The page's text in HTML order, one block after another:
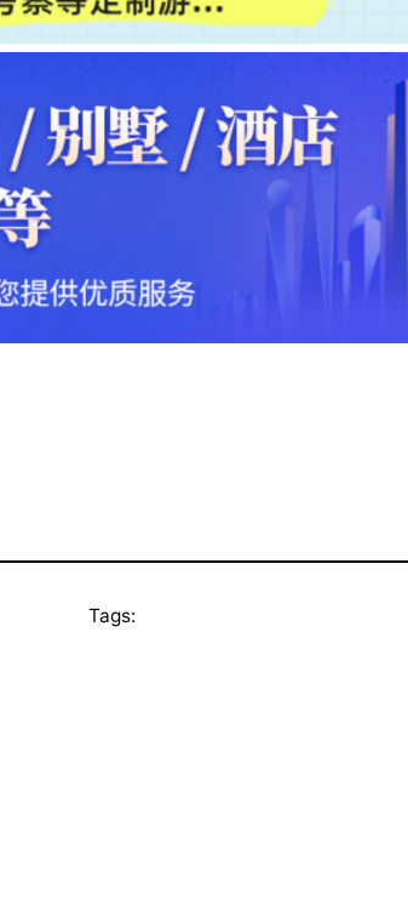
Tags: